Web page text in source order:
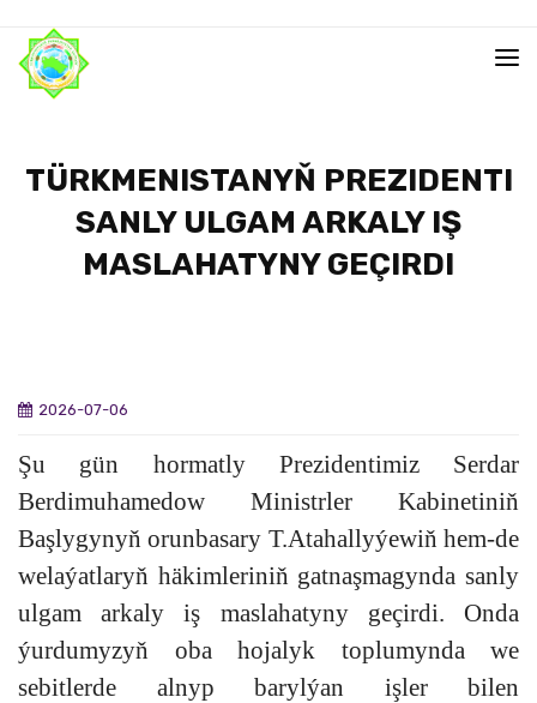
TÜRKMENISTANYŇ PREZIDENTI
SANLY ULGAM ARKALY IŞ
MASLAHATYNY GEÇIRDI
2026-07-06
Şu gün hormatly Prezidentimiz Serdar
Berdimuhamedow Ministrler Kabinetiniň
Başlygynyň orunbasary T.Atahallyýewiň hem-de
welaýatlaryň häkimleriniň gatnaşmagynda sanly
ulgam arkaly iş maslahatyny geçirdi. Onda
ýurdumyzyň oba hojalyk toplumynda we
sebitlerde alnyp barylýan işler bilen